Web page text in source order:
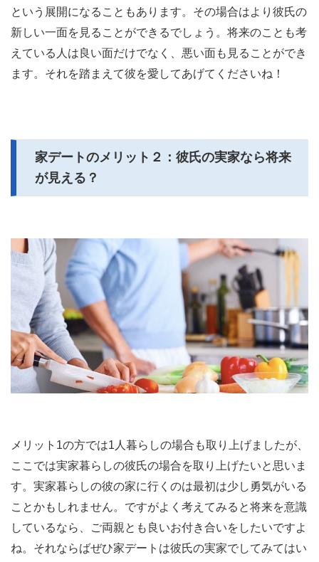
という展開になることもあります。その場合はより彼氏の
新しい一面を見ることができるでしょう。将来のことも考
えている人は良い面だけでなく、悪い面も見ることができ
ます。それを踏まえて彼を愛してあげてくださいね！
家デートのメリット２：彼氏の実家なら将来
が見える？
メリット1の方では1人暮らしの場合も取り上げましたが、
ここでは実家暮らしの彼氏の場合を取り上げたいと思いま
す。実家暮らしの彼の家に行くのは最初は少し勇気がいる
ことかもしれません。ですがよく考えてみると将来を意識
しているなら、ご両親とも良いお付き合いをしたいですよ
ね。それならばぜひ家デートは彼氏の実家でしてみてはい